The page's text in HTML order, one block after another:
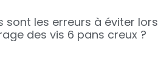
sont les erreurs à éviter lors
des vis 6 pans creux ?